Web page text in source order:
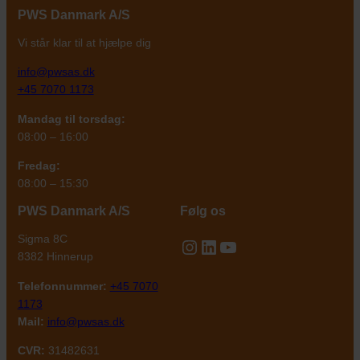
PWS Danmark A/S
Vi står klar til at hjælpe dig
info@pwsas.dk
+45 7070 1173
Mandag til torsdag:
08:00 – 16:00
Fredag:
08:00 – 15:30
PWS Danmark A/S
Sigma 8C
8382 Hinnerup
Telefonnummer: +45 7070
1173
Mail: info@pwsas.dk
CVR: 31482631
Følg os
Instagram
LinkedIn
YouTube